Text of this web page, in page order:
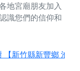
地宮廟朋友加入
識您們的信仰和
【新竹縣新豐鄉 池和